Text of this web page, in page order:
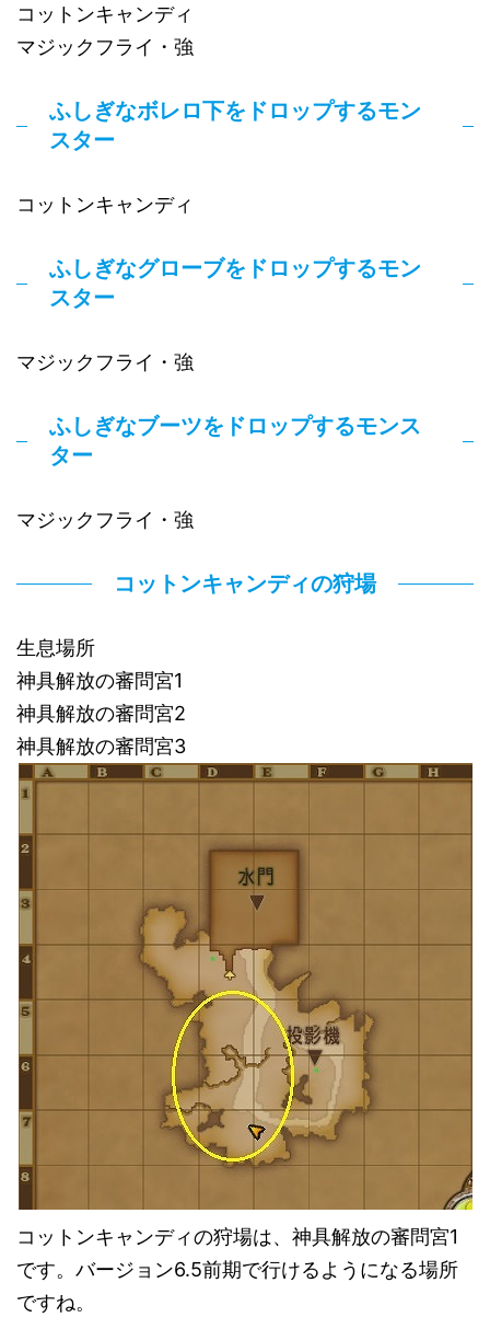
コットンキャンディ
マジックフライ・強
ふしぎなボレロ下をドロップするモン
スター
コットンキャンディ
ふしぎなグローブをドロップするモン
スター
マジックフライ・強
ふしぎなブーツをドロップするモンス
ター
マジックフライ・強
コットンキャンディの狩場
生息場所
神具解放の審問宮1
神具解放の審問宮2
神具解放の審問宮3
コットンキャンディの狩場は、神具解放の審問宮1
です。バージョン6.5前期で行けるようになる場所
ですね。